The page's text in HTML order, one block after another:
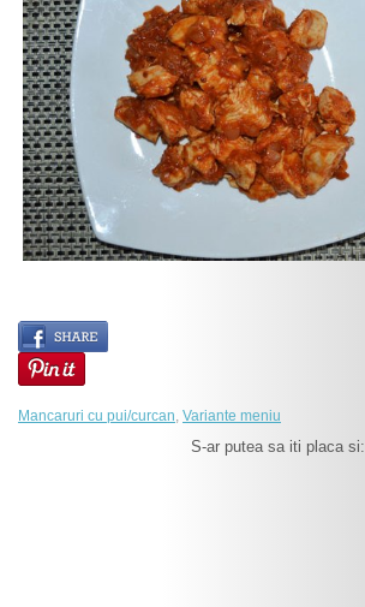
Mancaruri cu pui/curcan, Variante meniu
S-ar putea sa iti placa si: